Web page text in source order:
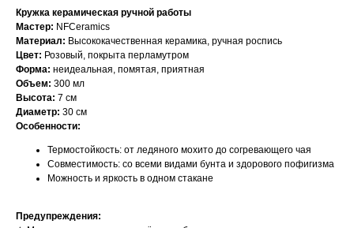
Кружка керамическая ручной работы
Мастер: NFCeramics
Материал: Высококачественная керамика, ручная роспись
Цвет: Розовый, покрыта перламутром
Форма: неидеальная, помятая, приятная
Объем: 300 мл
Высота: 7 см
Диаметр: 30 см
Особенности:
Термостойкость: от ледяного мохито до согревающего чая
Совместимость: со всеми видами бунта и здорового пофигизма
Можность и яркость в одном стакане
Предупреждения: